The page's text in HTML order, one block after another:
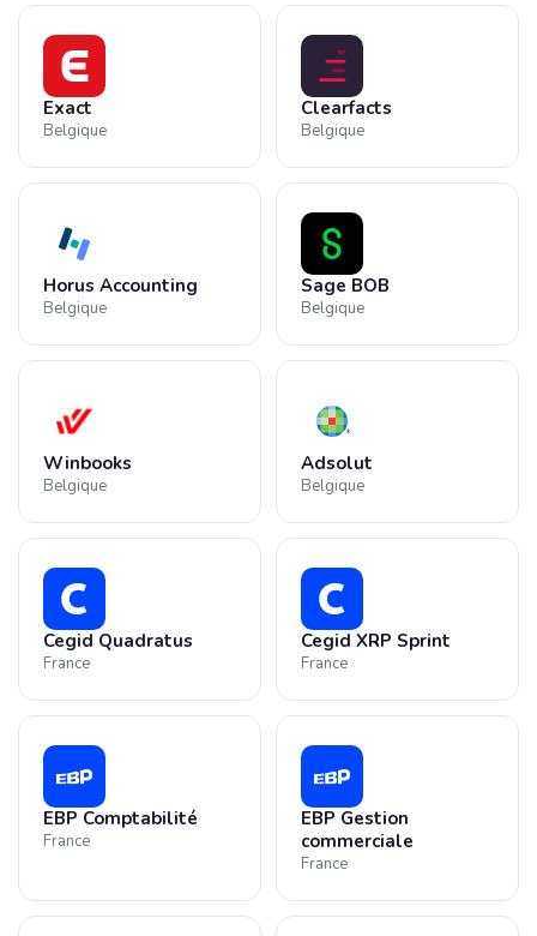
Exact
Belgique
Clearfacts
Belgique
Horus Accounting
Belgique
Sage BOB
Belgique
Winbooks
Belgique
Adsolut
Belgique
Cegid Quadratus
France
Cegid XRP Sprint
France
EBP Comptabilité
France
EBP Gestion
commerciale
France